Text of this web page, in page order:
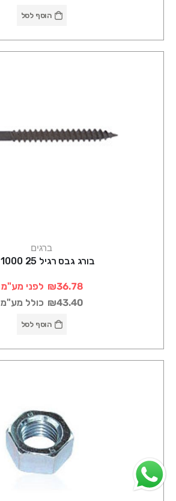
הוסף לסל
ברגים
בורג גבס רגיל 25 1000 יח'
₪36.78 לפני מע"מ
₪43.40 כולל מע"מ
הוסף לסל